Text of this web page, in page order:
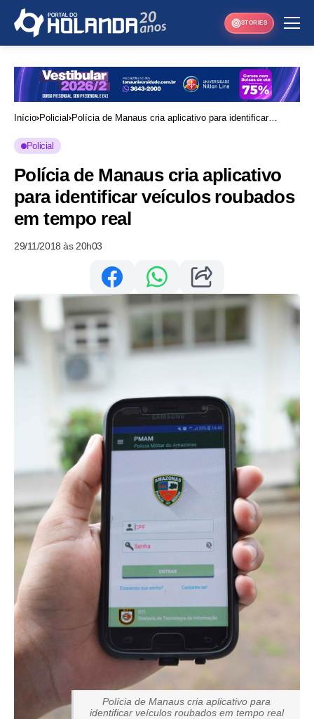
STORIES
Início Policial Polícia de Manaus cria aplicativo para identificar
Policial
Polícia de Manaus cria aplicativo
para identificar veículos roubados
em tempo real
29/11/2018 às 20h03
Polícia de Manaus cria aplicativo para
identificar veículos roubados em tempo real